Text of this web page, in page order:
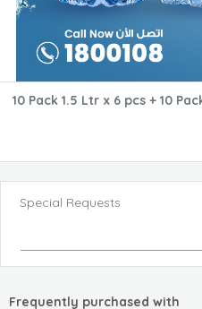
10 Pack 1.5 Ltr x 6 pcs + 10 Pack 500
Special Requests
Frequently purchased with